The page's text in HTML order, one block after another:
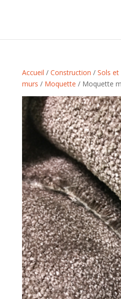
Accueil / Construction / Sols et
murs / Moquette / Moquette